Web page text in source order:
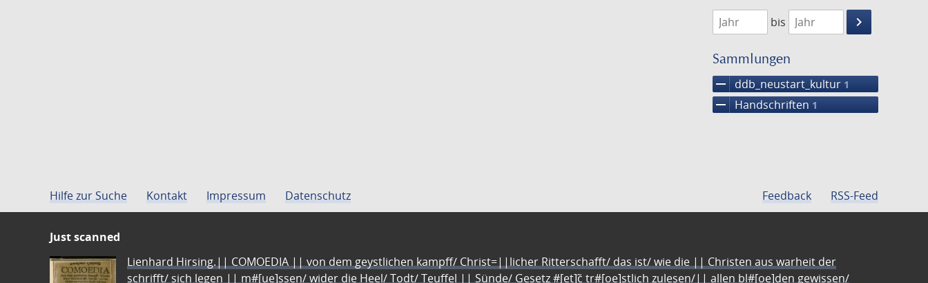
1474
1475
bis
keyboard_arrow_right
Suche
Sammlungen
remove ddb_neustart_kultur 1
remove Handschriften 1
Hilfe zur Suche Kontakt Impressum Datenschutz Feedback RSS-Feed
Just scanned
Lienhard Hirsing.|| COMOEDIA || von dem geystlichen kampff/ Christ=||licher Ritterschafft/ das ist/ wie die || Christen aus warheit der
schrifft/ sich legen || m#[ue]ssen/ wider die Heel/ Todt/ Teuffel || Sünde/ Gesetz #[et]c̃ tr#[oe]stlich zulesen/|| allen bl#[oe]den gewissen/